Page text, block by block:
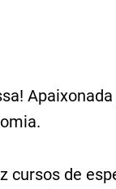
cursos de